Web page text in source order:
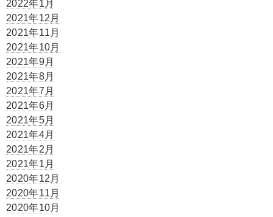
2022年1月
2021年12月
2021年11月
2021年10月
2021年9月
2021年8月
2021年7月
2021年6月
2021年5月
2021年4月
2021年2月
2021年1月
2020年12月
2020年11月
2020年10月